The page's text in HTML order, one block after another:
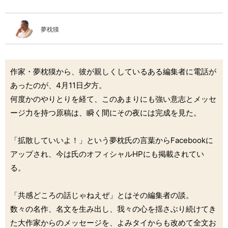
夢枕獏
作家・夢枕獏から、彼が親しくしているある編集者に電話が
あったのが、4月11日夕方。
何度かのやりとりを経て、このあまりにも強い意志とメッセ
ージ力を持つ原稿は、瞬く間にその夜には完成を見た。
「拡散していいよ！」という夢枕氏の言葉からFacebookに
アップされ、今は氏のオフィシャルHPにも掲載されてい
る。
「共感どころの話じゃねえぜ」とはその編集者の談。
数々の名作、名文を生み出し、我々の心を揺さぶり続けてき
た大作家からのメッセージを、よみタイからも改めて全文お